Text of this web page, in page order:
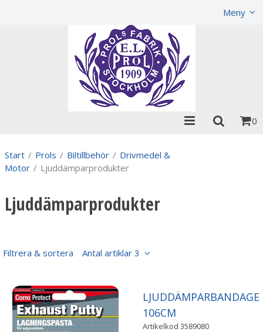
Meny
0
Start / Prols / Biltillbehör / Drivmedel &
Motor / Ljuddämparprodukter
Ljuddämparprodukter
Filtrera & sortera Antal artiklar 3
LJUDDÄMPARBANDAGE
106CM
Artikelkod 3589080